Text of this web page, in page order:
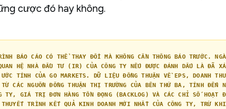
cược đó hay không.
BÁO CÁO CÓ THỂ THAY ĐỔI MÀ KHÔNG CẦN THÔNG BÁO TRƯỚC.
HỆ NHÀ ĐẦU TƯ (IR) CỦA CÔNG TY NẾU ĐƯỢC ĐÁNH DẤU LÀ ĐÃ
TÍNH CỦA GO MARKETS. DỮ LIỆU ĐỒNG THUẬN VỀ EPS, DOANH
CÁC NGUỒN ĐỒNG THUẬN THỊ TRƯỜNG CỦA BÊN THỨ BA, TÍNH
TY, GIÁ TRỊ ĐƠN HÀNG TỒN ĐỌNG (BACKLOG) VÀ CÁC CHỈ SỐ HOẠT
TRÌNH KẾT QUẢ KINH DOANH MỚI NHẤT CỦA CÔNG TY, TRỪ